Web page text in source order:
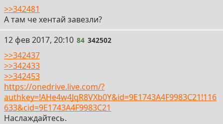
>>342481
А там че хентай завезли?
84
12 фев 2017, 20:10 84 342502
>>342437
>>342433
>>342453
https://onedrive.live.com/?
authkey=!AHe4w4JqR8VXb0Y&id=9E1743A4F9983C21!116
633&cid=9E1743A4F9983C21
Наслаждайтесь.